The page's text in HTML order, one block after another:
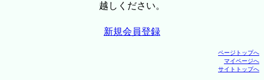
越しください。
新規会員登録
ページトップへ
マイページへ
サイトトップへ